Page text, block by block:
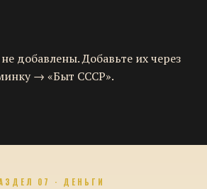
добавлены. Добавьте их через
→ «Быт СССР».
07 · ДЕНЬГИ